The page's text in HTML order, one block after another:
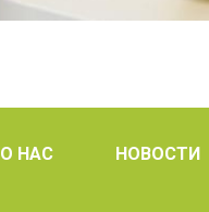
О НАС НОВОСТИ